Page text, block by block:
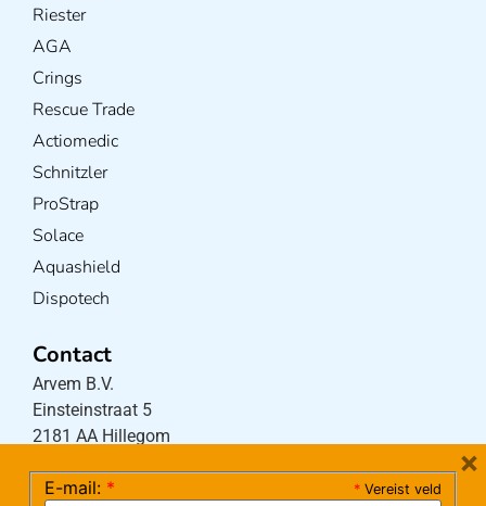
Riester
AGA
Crings
Rescue Trade
Actiomedic
Schnitzler
ProStrap
Solace
Aquashield
Dispotech
Contact
Arvem B.V.
Einsteinstraat 5
2181 AA Hillegom
* Vereist veld
E-mail: *
×